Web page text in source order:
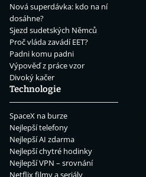
Nová superdávka: kdo na ní
dosáhne?
Sjezd sudetských Němců
Proč vláda zavádí EET?
Padni komu padni
Výpověď z práce vzor
Divoký kačer
Technologie
SpaceX na burze
Nejlepší telefony
Nejlepší AI zdarma
Nejlepší chytré hodinky
Nejlepší VPN – srovnání
Netflix filmy a seriály